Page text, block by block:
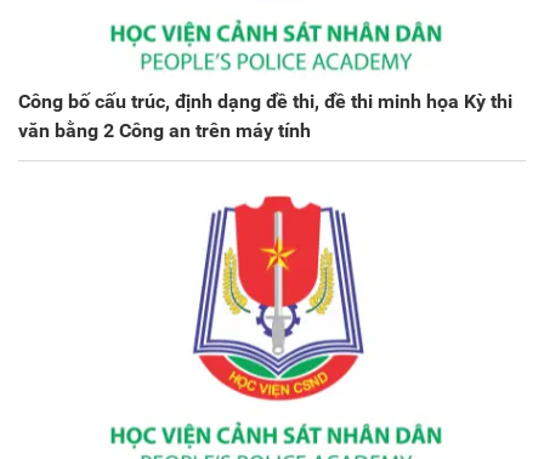
Công bố cấu trúc, định dạng đề thi, đề thi minh họa Kỳ thi
văn bằng 2 Công an trên máy tính